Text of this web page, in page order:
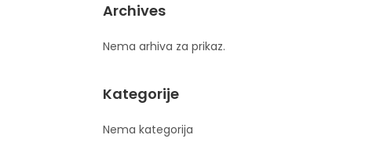
Archives
Nema arhiva za prikaz.
Kategorije
Nema kategorija